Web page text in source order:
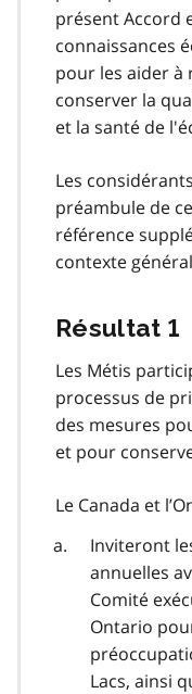
présent Accord
connaissances
pour les aider
conserver la
et la santé de
Les
préambule de
référence
contexte
Résultat 1
Les Métis
processus de
des mesures
et pour
Le Canada et
Inviteront
annuelles
Comité
Ontario
Lacs, ainsi